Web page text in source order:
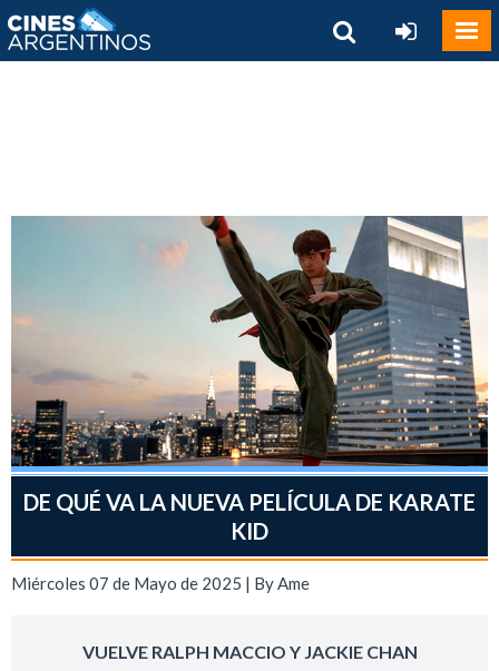
DE QUÉ VA LA NUEVA PELÍCULA DE KARATE
KID
Miércoles 07 de Mayo de 2025 | ByAme
VUELVE RALPH MACCIO Y JACKIE CHAN